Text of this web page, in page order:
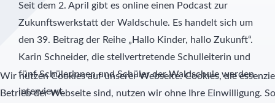
Seit dem 2. April gibt es online einen Podcast zur
Zukunftswerkstatt der Waldschule. Es handelt sich um
den 39. Beitrag der Reihe „Hallo Kinder, hallo Zukunft“.
Karin Schneider, die stellvertretende Schulleiterin und
fünf Schülerinnen und Schüler der Waldschule werden
interviewt.
Wir nutzen Cookies auf unserer Webseite. Cookies, die
Betrieb der Webseite sind, nutzen wir ohne Ihre Einwilligung.
Diabetes Typ 1
Veranstaltungshighlights
Außerunterrichtliche Veranstaltungen
Praktika
Schulkrankenschwestern
Verwaltung
Küche